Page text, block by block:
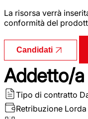
La risorsa verrà
conformità del
Candidati
Addetto/
Tipo di contratto
Retribuzione Lorda